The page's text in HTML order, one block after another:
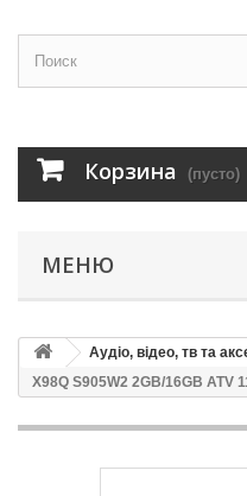
Корзина (пусто)
МЕНЮ
Аудіо, відео, тв та
X98Q S905W2 2GB/16GB ATV